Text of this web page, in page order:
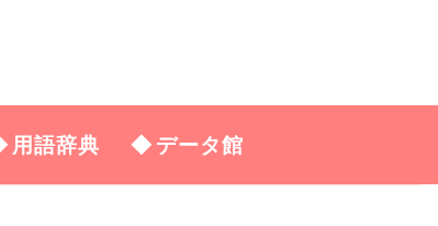
用語辞典 データ館